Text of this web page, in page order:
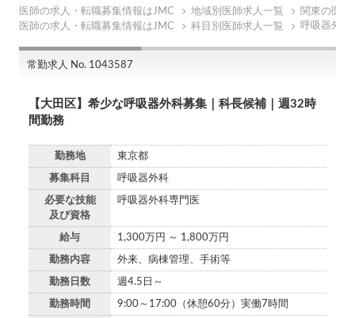
医師の求人・転職募集情報はJMC 地域別医師求人一覧
関東の医師
医師の求人・転職募集情報はJMC
科目別医師求人一覧 呼吸器外科
常勤求人 No. 1043587
【大田区】希少な呼吸器外科募集｜科長候補｜週32時
間勤務
勤務地 東京都
募集科目 呼吸器外科
必要な技能
及び資格
呼吸器外科専門医
給与 1,300万円 ～ 1,800万円
勤務内容 外来、病棟管理、手術等
勤務日数 週4.5日～
勤務時間 9:00～17:00（休憩60分）実働7時間